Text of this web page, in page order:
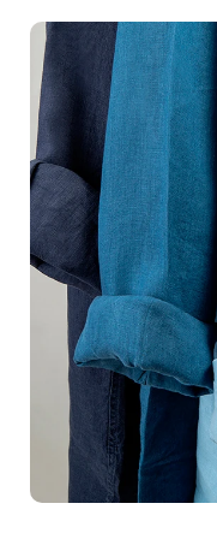
photographies
représentent
magnifient. Que ce
accessoires, de la
high-tech, nous
embellir nimporte
équipé avec un
des photos aux
être intégrées
plateformes de
ligne où chaque
l'intérêt, et pousse à
pour vous, grâce à
irréprochable
de
complexité de vos
avec dessolutions